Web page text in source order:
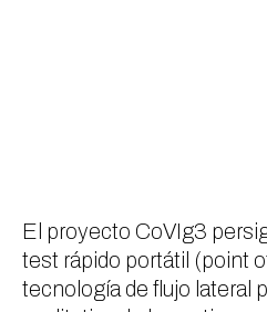
El proyecto CoVIg3
test rápido portátil (point
tecnología de flujo lateral